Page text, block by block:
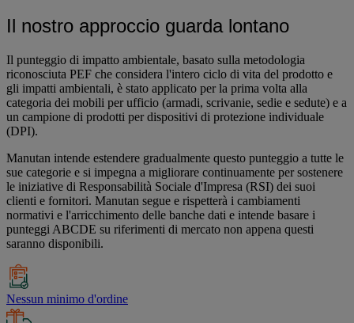
Il nostro approccio guarda lontano
Il punteggio di impatto ambientale, basato sulla metodologia
riconosciuta PEF che considera l'intero ciclo di vita del prodotto e
gli impatti ambientali, è stato applicato per la prima volta alla
categoria dei mobili per ufficio (armadi, scrivanie, sedie e sedute) e a
un campione di prodotti per dispositivi di protezione individuale
(DPI).
Manutan intende estendere gradualmente questo punteggio a tutte le
sue categorie e si impegna a migliorare continuamente per sostenere
le iniziative di Responsabilità Sociale d'Impresa (RSI) dei suoi
clienti e fornitori. Manutan segue e rispetterà i cambiamenti
normativi e l'arricchimento delle banche dati e intende basare i
punteggi ABCDE su riferimenti di mercato non appena questi
saranno disponibili.
Nessun minimo d'ordine